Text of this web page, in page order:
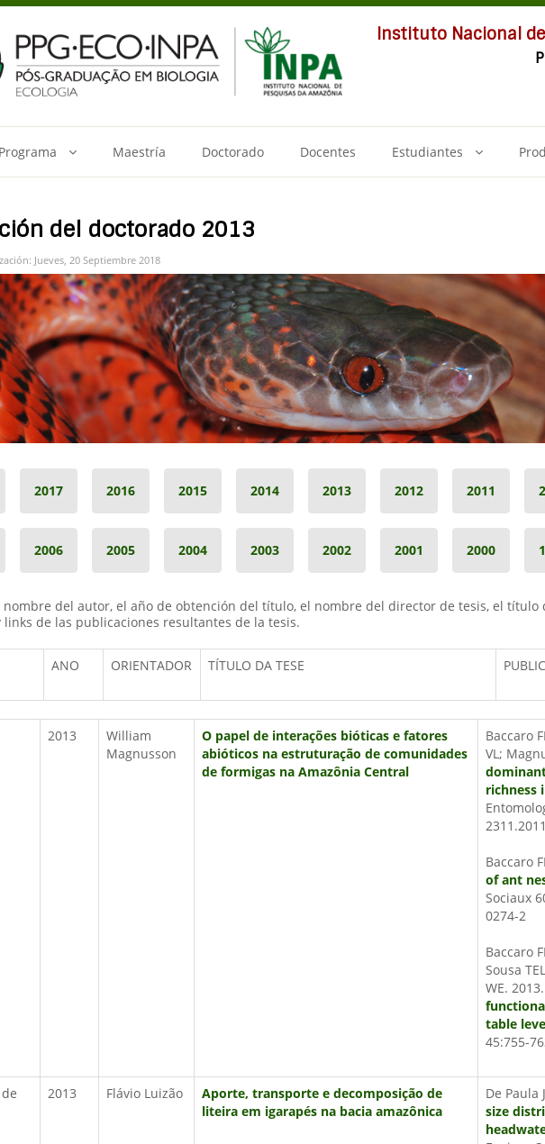
Instituto Nacional de
Programa Maestría Doctorado Docentes Estudiantes
del doctorado 2013
Jueves, 20 Septiembre 2018
2017 2016 2015 2014 2013 2012 2011
2006 2005 2004 2003 2002 2001 2000
del autor, el año de obtención del título, el nombre del director de tesis, el título
links de las publicaciones resultantes de la tesis.
ANO ORIENTADOR TÍTULO DA TESE
2013
William
Magnusson
O papel de interações bióticas e fatores
abióticos na estruturação de comunidades
de formigas na Amazônia Central
Baccaro
VL;
richness
Baccaro
of ant
Sociaux
0274-2
Baccaro
Sousa
WE. 2013.
table
45:755-
de
2013 Flávio Luizão
Aporte, transporte e decomposição de
liteira em igarapés na bacia amazônica
De Paula
size